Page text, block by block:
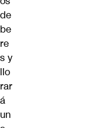
de
be
re
s y
llo
rar
á
un